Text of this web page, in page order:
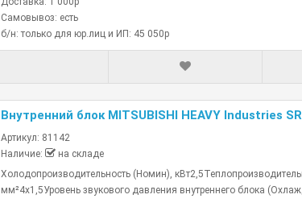
Самовывоз: есть
б/н: только для юр.лиц и ИП: 45 050р
Внутренний блок MITSUBISHI HEAVY Industries
Артикул: 81142
Наличие:
на складе
Холодопроизводительность (Номин),
мм²4x1,5Уровень звукового давления внутреннего блока